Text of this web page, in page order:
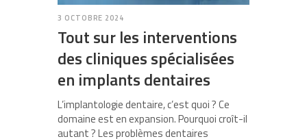
3 OCTOBRE 2024
Tout sur les interventions
des cliniques spécialisées
en implants dentaires
L’implantologie dentaire, c’est quoi ? Ce
domaine est en expansion. Pourquoi croît-il
autant ? Les problèmes dentaires